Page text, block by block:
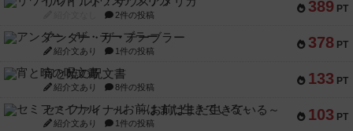
389 PT
2件の投稿
378 PT
アンダー・ザ・テーブラー
紹介文あり 1件の投稿
133 PT
宵と暁の呪文書
紹介文あり 8件の投稿
103 PT
セミファイナル ～お前はまだ生きている～
紹介文あり 1件の投稿